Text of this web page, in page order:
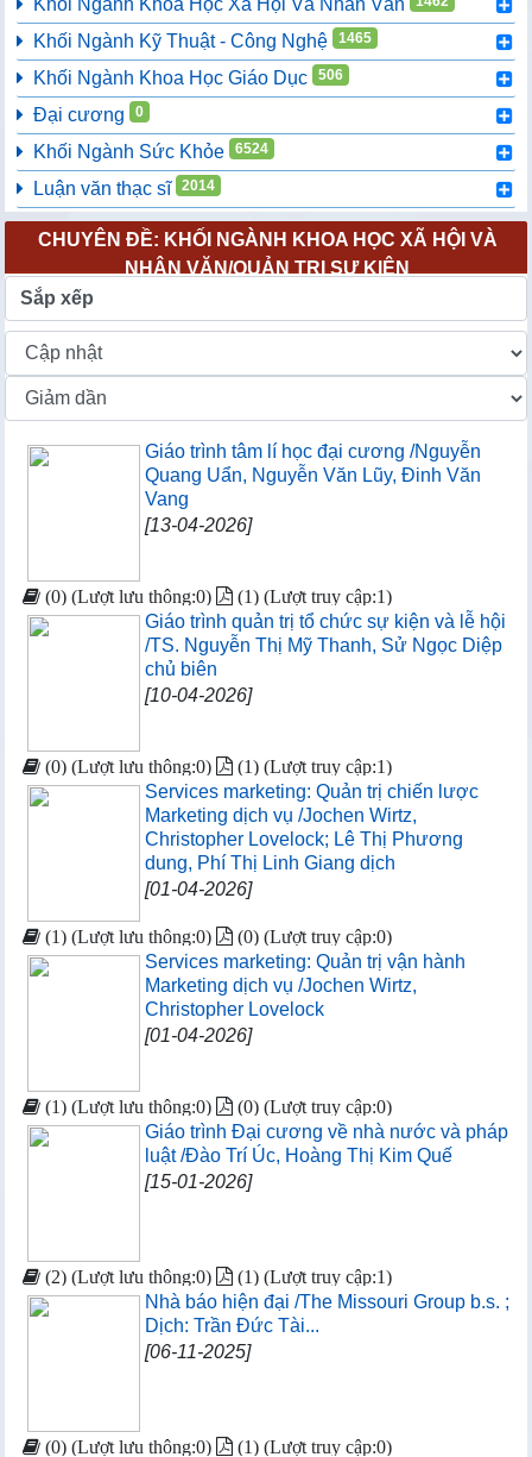
Khối Ngành Khoa Học Xã Hội Và Nhân Văn
Khối Ngành Kỹ Thuật - Công Nghệ 1465
Khối Ngành Khoa Học Giáo Dục 506
Đại cương 0
Khối Ngành Sức Khỏe 6524
Luận văn thạc sĩ 2014
CHUYÊN ĐỀ: KHỐI NGÀNH KHOA HỌC XÃ HỘI VÀ
NHÂN VĂN/QUẢN TRỊ SỰ KIỆN
Sắp xếp
Giáo trình tâm lí học đại cương /Nguyễn
Quang Uẩn, Nguyễn Văn Lũy, Đinh Văn
Vang
[13-04-2026]
(0) (Lượt lưu thông:0) (1) (Lượt truy cập:1)
Giáo trình quản trị tổ chức sự kiện và lễ hội
/TS. Nguyễn Thị Mỹ Thanh, Sử Ngọc Diệp
chủ biên
[10-04-2026]
(0) (Lượt lưu thông:0) (1) (Lượt truy cập:1)
Services marketing: Quản trị chiến lược
Marketing dịch vụ /Jochen Wirtz,
Christopher Lovelock; Lê Thị Phương
dung, Phí Thị Linh Giang dịch
[01-04-2026]
(1) (Lượt lưu thông:0) (0) (Lượt truy cập:0)
Services marketing: Quản trị vận hành
Marketing dịch vụ /Jochen Wirtz,
Christopher Lovelock
[01-04-2026]
(1) (Lượt lưu thông:0) (0) (Lượt truy cập:0)
Giáo trình Đại cương về nhà nước và pháp
luật /Đào Trí Úc, Hoàng Thị Kim Quế
[15-01-2026]
(2) (Lượt lưu thông:0) (1) (Lượt truy cập:1)
Nhà báo hiện đại /The Missouri Group b.s. ;
Dịch: Trần Đức Tài...
[06-11-2025]
(0) (Lượt lưu thông:0) (1) (Lượt truy cập:0)